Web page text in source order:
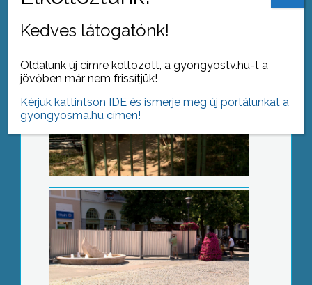
Városvédő tábor
Kedves látogatónk!
Oldalunk új címre költözött, a gyongyostv.hu-t a
jövőben már nem frissítjük!
Kérjük kattintson IDE és ismerje meg új portálunkat a
gyongyosma.hu címen!